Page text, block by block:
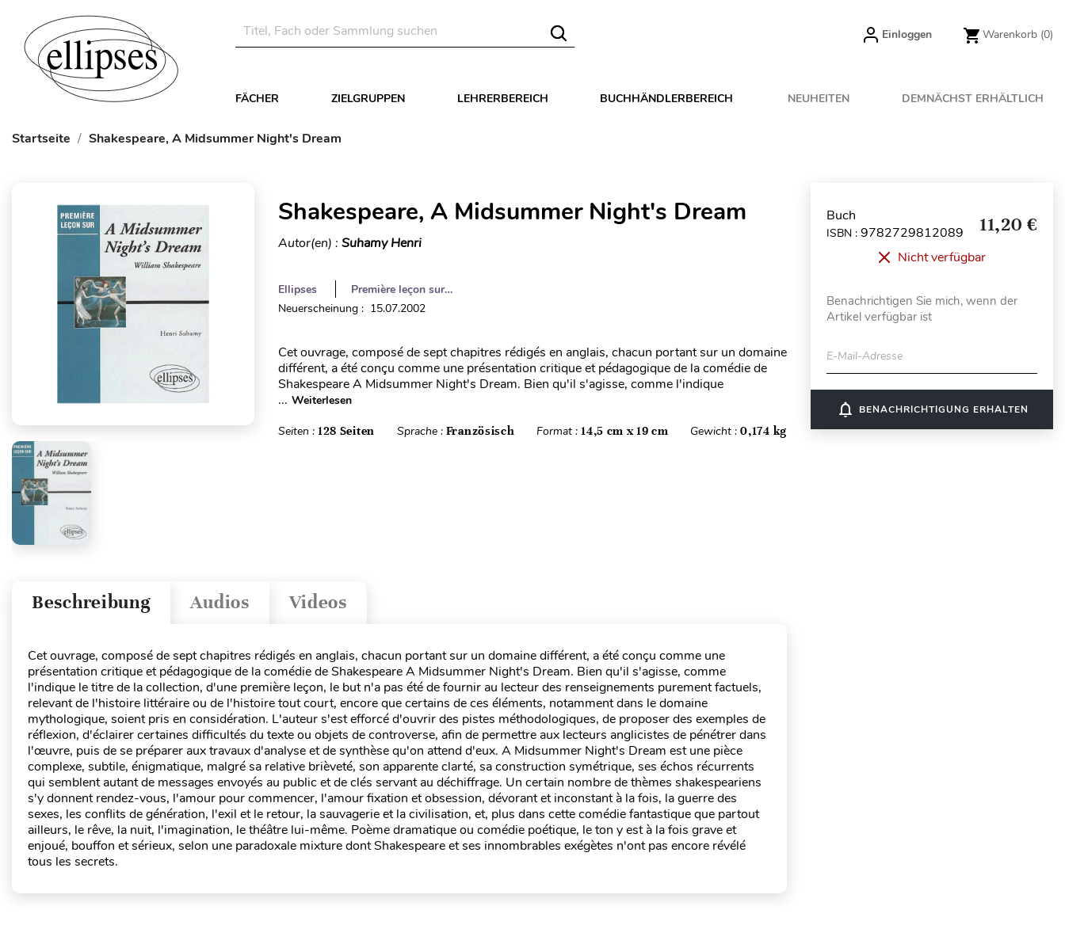
Einloggen Warenkorb (0)
FÄCHER ZIELGRUPPEN LEHRERBEREICH BUCHHÄNDLERBEREICH NEUHEITEN DEMNÄCHST ERHÄLTLICH
Startseite Shakespeare, A Midsummer Night's Dream
Shakespeare, A Midsummer Night's Dream
Autor(en) : Suhamy Henri
Ellipses
Première leçon sur…
Neuerscheinung : 15.07.2002
Cet ouvrage, composé de sept chapitres rédigés en anglais, chacun portant sur un domaine
différent, a été conçu comme une présentation critique et pédagogique de la comédie de
Shakespeare A Midsummer Night's Dream. Bien qu'il s'agisse, comme l'indique
... Weiterlesen
Seiten : 128 Seiten Sprache : Französisch Format :14,5 cm x 19 cm Gewicht :0,174 kg
Videos
Audios
Beschreibung
Cet ouvrage, composé de sept chapitres rédigés en anglais, chacun portant sur un domaine différent, a été conçu comme une
présentation critique et pédagogique de la comédie de Shakespeare A Midsummer Night's Dream. Bien qu'il s'agisse, comme
l'indique le titre de la collection, d'une première leçon, le but n'a pas été de fournir au lecteur des renseignements purement factuels,
relevant de l'histoire littéraire ou de l'histoire tout court, encore que certains de ces éléments, notamment dans le domaine
mythologique, soient pris en considération. L'auteur s'est efforcé d'ouvrir des pistes méthodologiques, de proposer des exemples de
réflexion, d'éclairer certaines difficultés du texte ou objets de controverse, afin de permettre aux lecteurs anglicistes de pénétrer dans
l'œuvre, puis de se préparer aux travaux d'analyse et de synthèse qu'on attend d'eux. A Midsummer Night's Dream est une pièce
complexe, subtile, énigmatique, malgré sa relative brièveté, son apparente clarté, sa construction symétrique, ses échos récurrents
qui semblent autant de messages envoyés au public et de clés servant au déchiffrage. Un certain nombre de thèmes shakespeariens
s'y donnent rendez-vous, l'amour pour commencer, l'amour fixation et obsession, dévorant et inconstant à la fois, la guerre des
sexes, les conflits de génération, l'exil et le retour, la sauvagerie et la civilisation, et, plus dans cette comédie fantastique que partout
ailleurs, le rêve, la nuit, l'imagination, le théâtre lui-même. Poème dramatique ou comédie poétique, le ton y est à la fois grave et
enjoué, bouffon et sérieux, selon une paradoxale mixture dont Shakespeare et ses innombrables exégètes n'ont pas encore révélé
tous les secrets.
Buch
ISBN : 9782729812089 11,20 €
Nicht verfügbar
Benachrichtigen Sie mich, wenn der
Artikel verfügbar ist
E-Mail-Adresse
notifications_none BENACHRICHTIGUNG ERHALTEN